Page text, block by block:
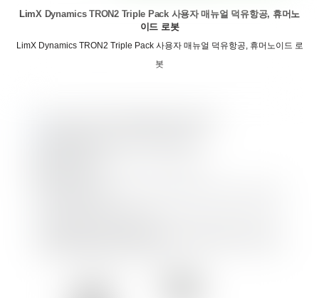
LimX Dynamics TRON2 Triple Pack 사용자 매뉴얼 덕유항공, 휴머노
이드 로봇
LimX Dynamics TRON2 Triple Pack 사용자 매뉴얼 덕유항공, 휴머노이드 로
봇